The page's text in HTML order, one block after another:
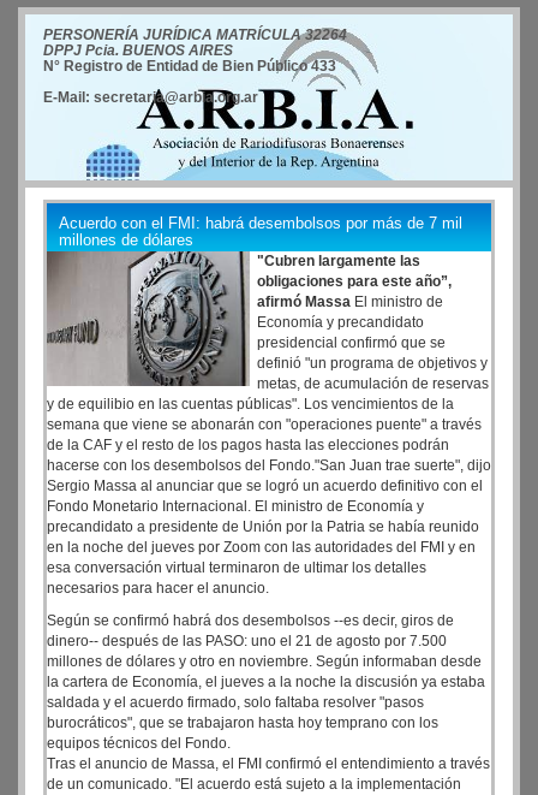
PERSONERÍA JURÍDICA MATRÍCULA 32264
DPPJ Pcia. BUENOS AIRES
N° Registro de Entidad de Bien Público 433
E-Mail: secretaria@arbia.org.ar
Acuerdo con el FMI: habrá desembolsos por más de 7 mil
millones de dólares
"Cubren largamente las
obligaciones para este año”,
afirmó Massa El ministro de
Economía y precandidato
presidencial confirmó que se
definió "un programa de objetivos y
metas, de acumulación de reservas
y de equilibio en las cuentas públicas". Los vencimientos de la
semana que viene se abonarán con "operaciones puente" a través
de la CAF y el resto de los pagos hasta las elecciones podrán
hacerse con los desembolsos del Fondo."San Juan trae suerte", dijo
Sergio Massa al anunciar que se logró un acuerdo definitivo con el
Fondo Monetario Internacional. El ministro de Economía y
precandidato a presidente de Unión por la Patria se había reunido
en la noche del jueves por Zoom con las autoridades del FMI y en
esa conversación virtual terminaron de ultimar los detalles
necesarios para hacer el anuncio.
Según se confirmó habrá dos desembolsos --es decir, giros de
dinero-- después de las PASO: uno el 21 de agosto por 7.500
millones de dólares y otro en noviembre. Según informaban desde
la cartera de Economía, el jueves a la noche la discusión ya estaba
saldada y el acuerdo firmado, solo faltaba resolver "pasos
burocráticos", que se trabajaron hasta hoy temprano con los
equipos técnicos del Fondo.
Tras el anuncio de Massa, el FMI confirmó el entendimiento a través
de un comunicado. "El acuerdo está sujeto a la implementación